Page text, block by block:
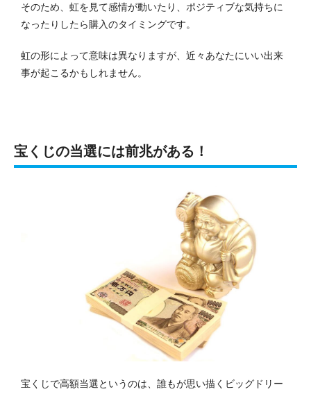
そのため、虹を見て感情が動いたり、ポジティブな気持ちに
なったりしたら購入のタイミングです。
虹の形によって意味は異なりますが、近々あなたにいい出来
事が起こるかもしれません。
宝くじの当選には前兆がある！
宝くじで高額当選というのは、誰もが思い描くビッグドリー